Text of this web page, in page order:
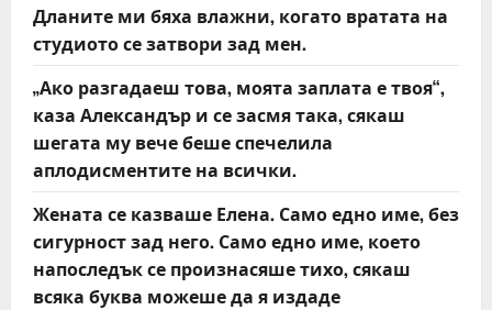
g
a
t
i
o
n
Дланите ми бяха влажни, когато вратата на
студиото се затвори зад мен.
„Ако разгадаеш това, моята заплата е твоя“,
каза Александър и се засмя така, сякаш
шегата му вече беше спечелила
аплодисментите на всички.
Жената се казваше Елена. Само едно име, без
сигурност зад него. Само едно име, което
напоследък се произнасяше тихо, сякаш
всяка буква можеше да я издаде